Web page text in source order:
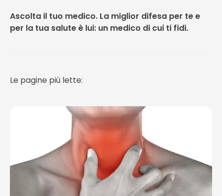
Ascolta il tuo medico. La miglior difesa per te e
per la tua salute è lui: un medico di cui ti fidi.
Le pagine più lette: